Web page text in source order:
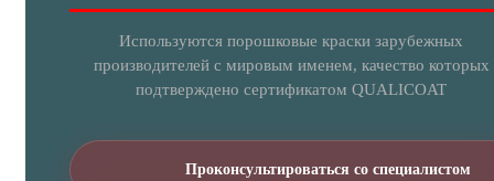
Используются порошковые краски зарубежных
производителей с мировым именем, качество которых
подтверждено сертификатом QUALICOAT
Проконсультироваться со специалистом